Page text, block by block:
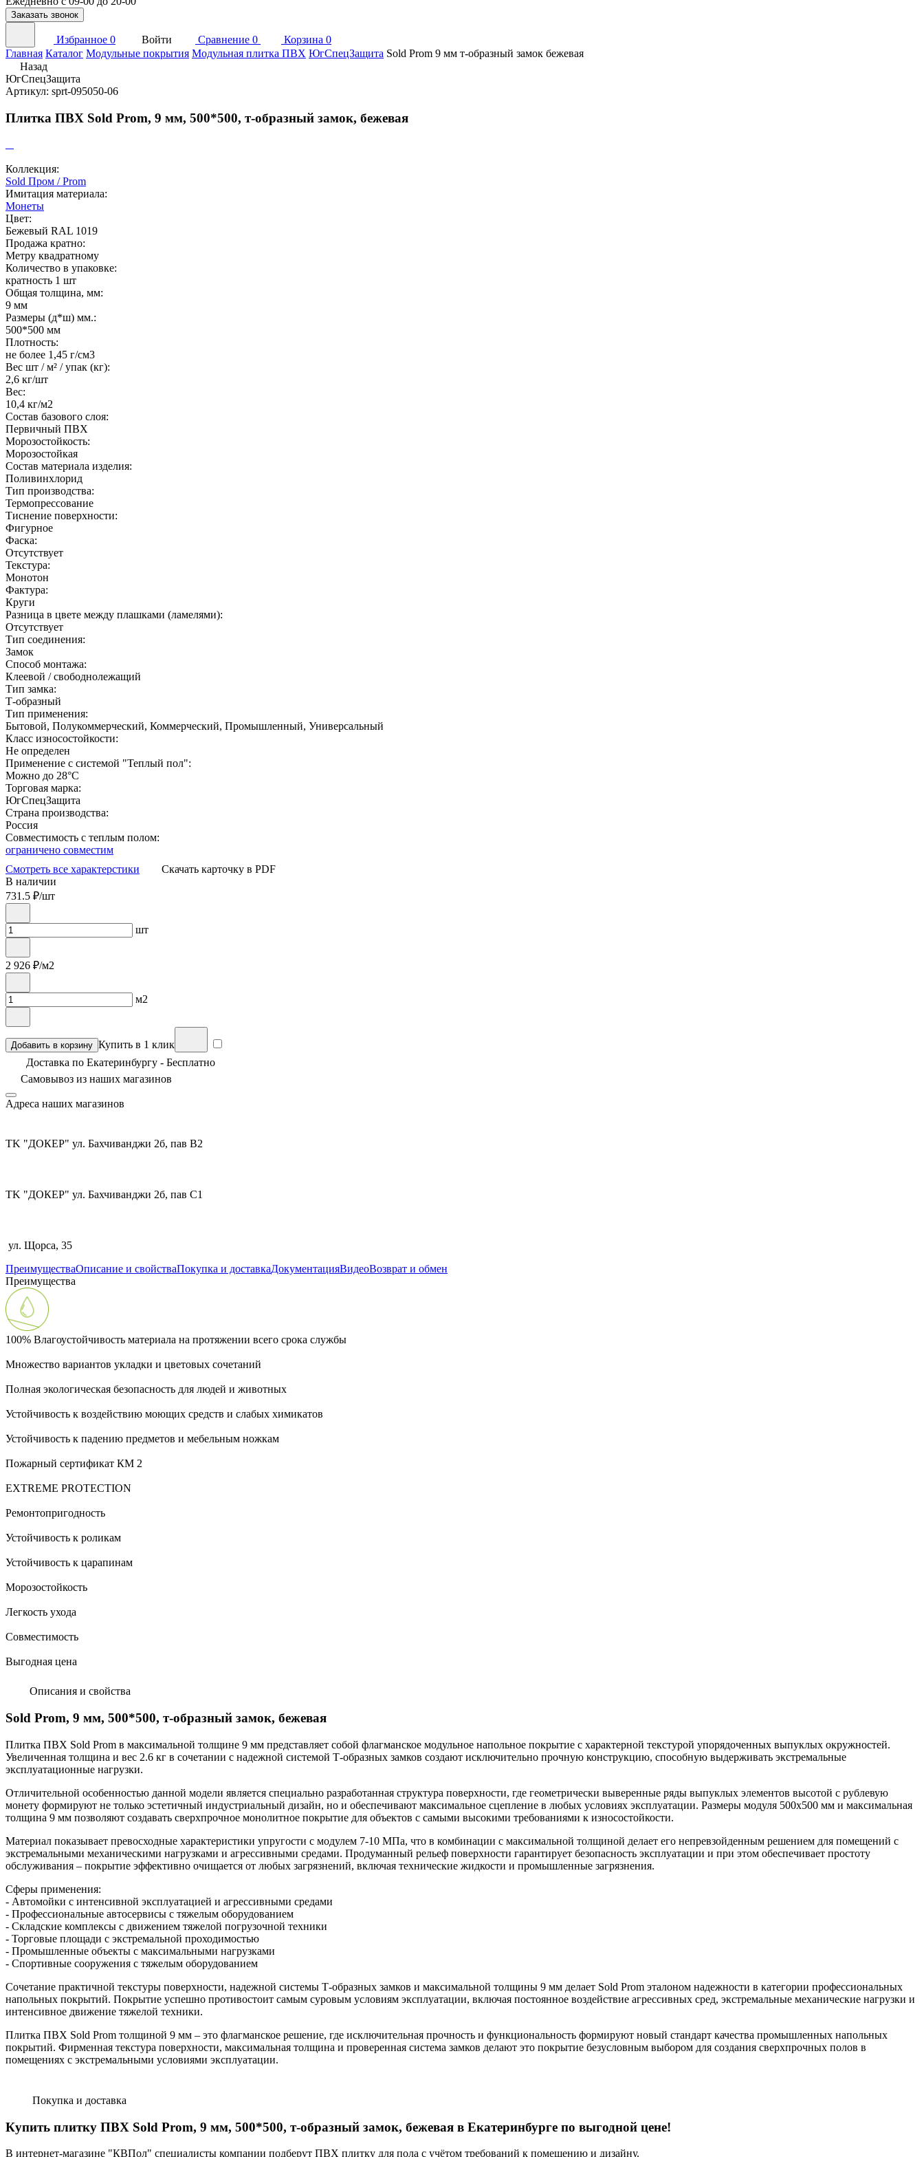
Заказать звонок
Избранное 0 Войти Сравнение 0 Корзина 0
Главная Каталог Модульные покрытия Модульная плитка ПВХ ЮгСпецЗащита Sold Prom 9 мм т-образный замок бежевая
Назад
ЮгСпецЗащита
Артикул: sprt-095050-06
Плитка ПВХ Sold Prom, 9 мм, 500*500, т-образный замок, бежевая
Коллекция:
Sold Пром / Prom
Имитация материала:
Монеты
Цвет:
Бежевый RAL 1019
Продажа кратно:
Метру квадратному
Количество в упаковке:
кратность 1 шт
Общая толщина, мм:
9 мм
Размеры (д*ш) мм.:
500*500 мм
Плотность:
не более 1,45 г/см3
Вес шт / м² / упак (кг):
2,6 кг/шт
Вес:
10,4 кг/м2
Состав базового слоя:
Первичный ПВХ
Морозостойкость:
Морозостойкая
Состав материала изделия:
Поливинхлорид
Тип производства:
Термопрессование
Тиснение поверхности:
Фигурное
Фаска:
Отсутствует
Текстура:
Монотон
Фактура:
Круги
Разница в цвете между плашками (ламелями):
Отсутствует
Тип соединения:
Замок
Способ монтажа:
Клеевой / свободнолежащий
Тип замка:
Т-образный
Тип применения:
Бытовой, Полукоммерческий, Коммерческий, Промышленный, Универсальный
Класс износостойкости:
Не определен
Применение с системой "Теплый пол":
Можно до 28°С
Торговая марка:
ЮгСпецЗащита
Страна производства:
Россия
Совместимость с теплым полом:
ограничено совместим
Смотреть все характерстики
Скачать карточку в PDF
В наличии
731.5 ₽/шт
шт
2 926 ₽/м2
м2
Добавить в корзину Купить в 1 клик
Доставка по Екатеринбургу - Бесплатно
Самовывоз из наших магазинов
Адреса наших магазинов
TK "ДОКЕР" ул. Бахчиванджи 2б, пав В2
TK "ДОКЕР" ул. Бахчиванджи 2б, пав С1
ул. Щорса, 35
ПреимуществаОписание и свойстваПокупка и доставкаДокументацияВидеоВозврат и обмен
Преимущества
100% Влагоустойчивость материала на протяжении всего срока службы
Множество вариантов укладки и цветовых сочетаний
Полная экологическая безопасность для людей и животных
Устойчивость к воздействию моющих средств и слабых химикатов
Устойчивость к падению предметов и мебельным ножкам
Пожарный сертификат КМ 2
EXTREME PROTECTION
Ремонтопригодность
Устойчивость к роликам
Устойчивость к царапинам
Морозостойкость
Легкость ухода
Совместимость
Выгодная цена
Описания и свойства
Sold Prom, 9 мм, 500*500, т-образный замок, бежевая
Плитка ПВХ Sold Prom в максимальной толщине 9 мм представляет собой флагманское модульное напольное покрытие с характерной текстурой упорядоченных выпуклых окружностей.
Увеличенная толщина и вес 2.6 кг в сочетании с надежной системой Т-образных замков создают исключительно прочную конструкцию, способную выдерживать экстремальные
эксплуатационные нагрузки.
Отличительной особенностью данной модели является специально разработанная структура поверхности, где геометрически выверенные ряды выпуклых элементов высотой с рублевую
монету формируют не только эстетичный индустриальный дизайн, но и обеспечивают максимальное сцепление в любых условиях эксплуатации. Размеры модуля 500х500 мм и максимальная
толщина 9 мм позволяют создавать сверхпрочное монолитное покрытие для объектов с самыми высокими требованиями к износостойкости.
Материал показывает превосходные характеристики упругости с модулем 7-10 МПа, что в комбинации с максимальной толщиной делает его непревзойденным решением для помещений с
экстремальными механическими нагрузками и агрессивными средами. Продуманный рельеф поверхности гарантирует безопасность эксплуатации и при этом обеспечивает простоту
обслуживания – покрытие эффективно очищается от любых загрязнений, включая технические жидкости и промышленные загрязнения.
Сферы применения:
- Автомойки с интенсивной эксплуатацией и агрессивными средами
- Профессиональные автосервисы с тяжелым оборудованием
- Складские комплексы с движением тяжелой погрузочной техники
- Торговые площади с экстремальной проходимостью
- Промышленные объекты с максимальными нагрузками
- Спортивные сооружения с тяжелым оборудованием
Сочетание практичной текстуры поверхности, надежной системы Т-образных замков и максимальной толщины 9 мм делает Sold Prom эталоном надежности в категории профессиональных
напольных покрытий. Покрытие успешно противостоит самым суровым условиям эксплуатации, включая постоянное воздействие агрессивных сред, экстремальные механические нагрузки и
интенсивное движение тяжелой техники.
Плитка ПВХ Sold Prom толщиной 9 мм – это флагманское решение, где исключительная прочность и функциональность формируют новый стандарт качества промышленных напольных
покрытий. Фирменная текстура поверхности, максимальная толщина и проверенная система замков делают это покрытие безусловным выбором для создания сверхпрочных полов в
помещениях с экстремальными условиями эксплуатации.
Покупка и доставка
Купить плитку ПВХ Sold Prom, 9 мм, 500*500, т-образный замок, бежевая в Екатеринбурге по выгодной цене!
В интернет-магазине "КВПол" специалисты компании подберут ПВХ плитку для пола с учётом требований к помещению и дизайну.